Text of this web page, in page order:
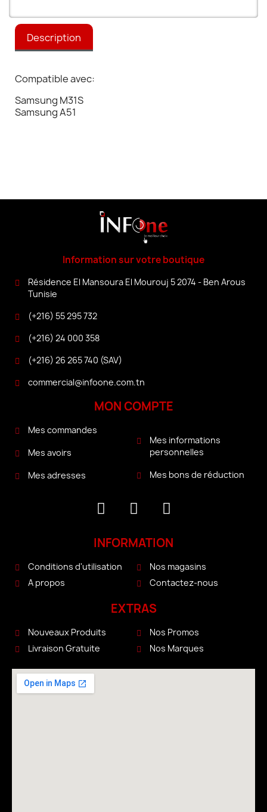
Description
Compatible avec:
Samsung M31S
Samsung A51
Information sur votre boutique
Résidence El Mansoura El Mourouj 5 2074 - Ben Arous
Tunisie
(+216) 55 295 732
(+216) 24 000 358
(+216) 26 265 740 (SAV)
commercial@infoone.com.tn
MON COMPTE
Mes commandes
Mes avoirs
Mes adresses
Mes informations
personnelles
Mes bons de réduction
INFORMATION
Conditions d'utilisation
A propos
Nos magasins
Contactez-nous
EXTRAS
Nouveaux Produits
Livraison Gratuite
Nos Promos
Nos Marques